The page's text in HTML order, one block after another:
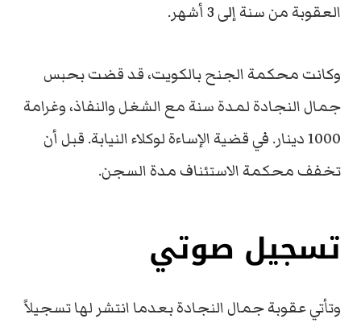
العقوبة من سنة إلى 3 أشهر.
وكانت محكمة الجنح بالكويت، قد قضت بحبس
جمال النجادة لمدة سنة مع الشغل والنفاذ، وغرامة
1000 دينار. في قضية الإساءة لوكلاء النيابة. قبل أن
تخفف محكمة الاستئناف مدة السجن.
تسجيل صوتي
وتأتي عقوبة جمال النجادة بعدما انتشر لها تسجيلاً